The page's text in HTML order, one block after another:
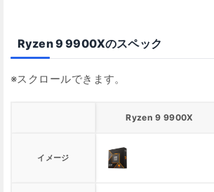
Ryzen 9 9900Xのスペック
Ryzen 9 9900X
イメージ